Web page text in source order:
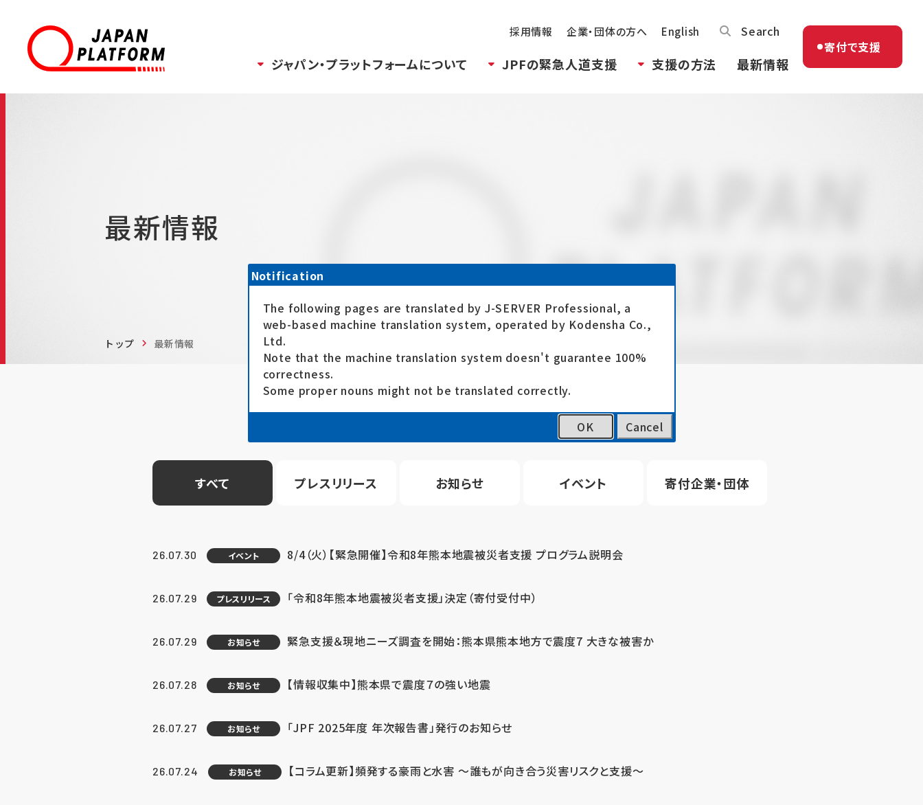
採用情報 企業・団体の方へ English Search
ジャパン・プラットフォームについて JPFの緊急人道支援 支援の方法 最新情報
寄付で支援
最新情報
トップ 最新情報
すべて プレスリリース お知らせ イベント 寄付企業・団体
26.07.30 イベント 8/4（火）【緊急開催】令和8年熊本地震被災者支援 プログラム説明会
26.07.29 プレスリリース 「令和8年熊本地震被災者支援」決定（寄付受付中）
26.07.29 お知らせ 緊急支援＆現地ニーズ調査を開始：熊本県熊本地方で震度7 大きな被害か
26.07.28 お知らせ 【情報収集中】熊本県で震度７の強い地震
26.07.27 お知らせ 「JPF 2025年度 年次報告書」発行のお知らせ
26.07.24 お知らせ 【コラム更新】頻発する豪雨と水害 ～誰もが向き合う災害リスクと支援～
Notification
The following pages are translated by J-SERVER Professional, a
web-based machine translation system, operated by Kodensha Co.,
Ltd.
Note that the machine translation system doesn't guarantee 100%
correctness.
Some proper nouns might not be translated correctly.
OK Cancel